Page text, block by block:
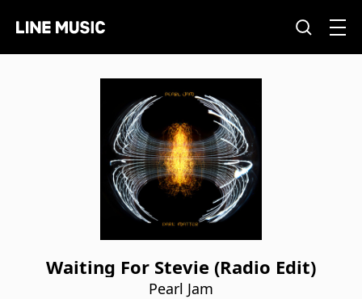
Waiting For Stevie (Radio Edit)
Pearl Jam